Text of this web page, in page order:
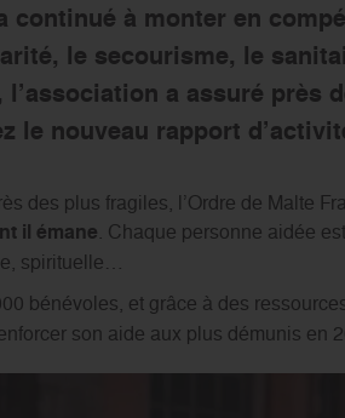
continué à monter en
le secourisme, le
a assuré près
le nouveau rapport
des plus fragiles, l’Ordre de Malte
il émane. Chaque personne aidée
spirituelle…
bénévoles, et grâce à des
son aide aux plus démunis en